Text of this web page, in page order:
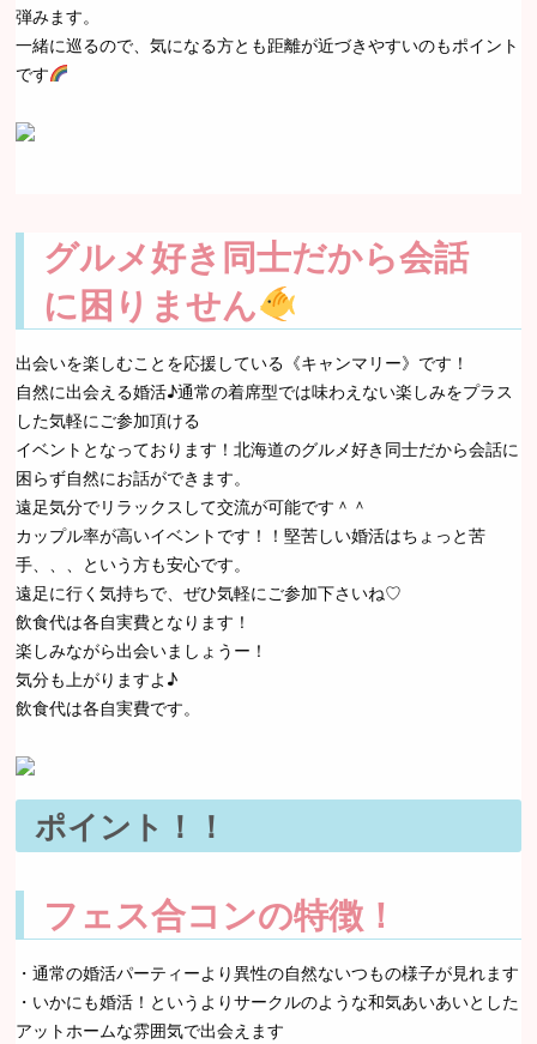
弾みます。
一緒に巡るので、気になる方とも距離が近づきやすいのもポイント
です
グルメ好き同士だから会話
に困りません
出会いを楽しむことを応援している《キャンマリー》です！
自然に出会える婚活♪通常の着席型では味わえない楽しみをプラス
した気軽にご参加頂ける
イベントとなっております！北海道のグルメ好き同士だから会話に
困らず自然にお話ができます。
遠足気分でリラックスして交流が可能です＾＾
カップル率が高いイベントです！！堅苦しい婚活はちょっと苦
手、、、という方も安心です。
遠足に行く気持ちで、ぜひ気軽にご参加下さいね♡
飲食代は各自実費となります！
楽しみながら出会いましょうー！
気分も上がりますよ♪
飲食代は各自実費です。
ポイント！！
フェス合コンの特徴！
・通常の婚活パーティーより異性の自然ないつもの様子が見れます
・いかにも婚活！というよりサークルのような和気あいあいとした
アットホームな雰囲気で出会えます